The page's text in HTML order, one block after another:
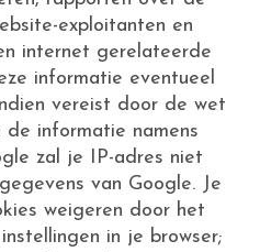
exploitanten en
internet gerelateerde
informatie eventueel
vereist door de wet
informatie namens
zal je IP-adres niet
van Google. Je
weigeren door het
in je browser;